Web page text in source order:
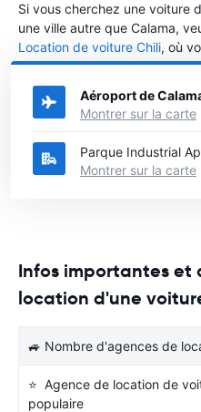
Si vous cherchez une voiture
une ville autre que Calama,
Location de voiture Chili, où
le Chili où vous souhaitez
Aéroport de
Montrer sur la carte
Parque Industrial
Montrer sur la carte
Infos importantes et
location d'une
🚙 Nombre d'agences de
⭐ Agence de location de
populaire